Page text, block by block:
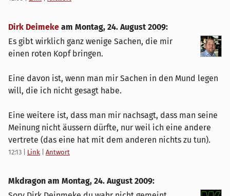
Dirk Deimeke am Montag, 24. August 2009:
Es gibt wirklich ganz wenige Sachen, die mir
einen roten Kopf bringen.
Eine davon ist, wenn man mir Sachen in den Mund legen
will, die ich nicht gesagt habe.
Eine weitere ist, dass man mir nachsagt, dass man seine
Meinung nicht äussern dürfte, nur weil ich eine andere
vertrete (das eine hat mit dem anderen nichts zu tun).
12:13 Link Antwort
Mkdragon am Montag, 24. August 2009: